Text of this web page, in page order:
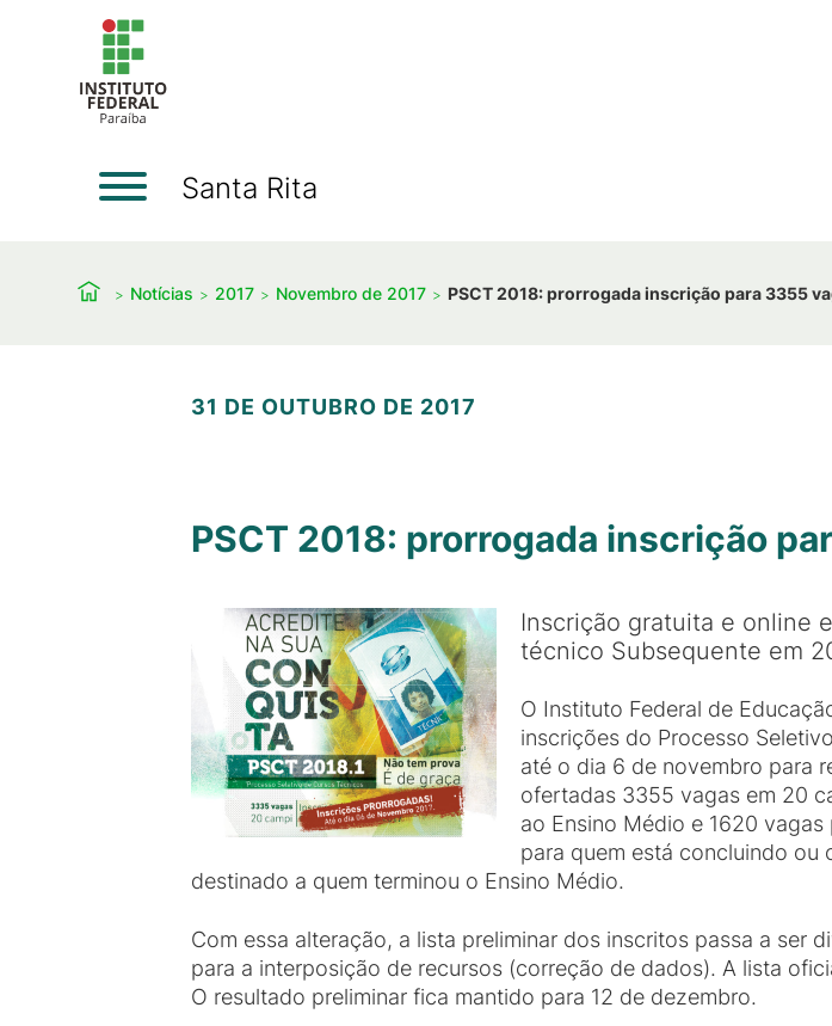
Santa Rita
Notícias 2017 Novembro de 2017 PSCT 2018: prorrogada inscrição para 3355
31 DE OUTUBRO DE 2017
PSCT 2018: prorrogada inscrição
Inscrição gratuita e online
técnico Subsequente em
O Instituto Federal de
inscrições do Processo
até o dia 6 de novembro para
ofertadas 3355 vagas em 20
ao Ensino Médio e 1620
para quem está concluindo ou
destinado a quem terminou o Ensino Médio.
Com essa alteração, a lista preliminar dos inscritos passa a ser
para a interposição de recursos (correção de dados). A lista
O resultado preliminar fica mantido para 12 de dezembro.